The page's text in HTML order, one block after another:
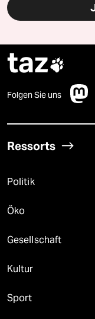
taz
Folgen Sie uns
Ressorts
Politik
Öko
Gesellschaft
Kultur
Sport